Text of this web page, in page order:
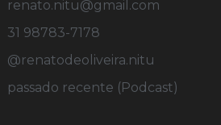
renato.nitu@gmail.com
31 98783-7178
@renatodeoliveira.nitu
passado recente (Podcast)